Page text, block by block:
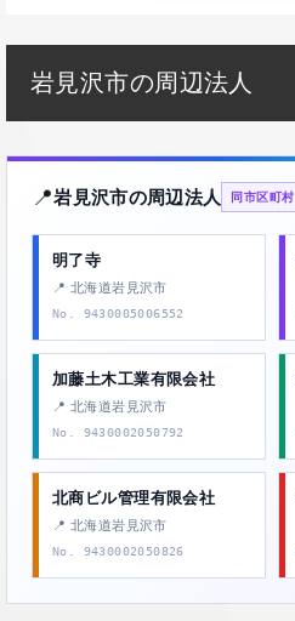
岩見沢市の周辺法人
📍岩見沢市の周辺法人 同市区町村
明了寺
📍 北海道岩見沢市
No. 9430005006552
加藤土木工業有限会社
📍 北海道岩見沢市
No. 9430002050792
北商ビル管理有限会社
📍 北海道岩見沢市
No. 9430002050826